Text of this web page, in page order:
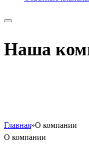
Наша
Главная»О компании
О компании